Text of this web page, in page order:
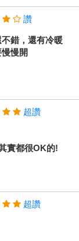
讚
錯，還有冷暖
慢開
超讚
實都很OK的!
超讚